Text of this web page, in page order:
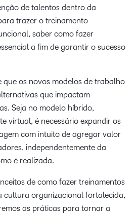
de talentos dentro da
trazer o treinamento
saber como fazer
a fim de garantir o sucesso
que os novos modelos de trabalho
que impactam
Seja no modelo híbrido,
virtual, é necessário expandir os
com intuito de agregar valor
independentemente da
é realizada.
de como fazer treinamentos
cultura organizacional fortalecida,
as práticas para tornar a